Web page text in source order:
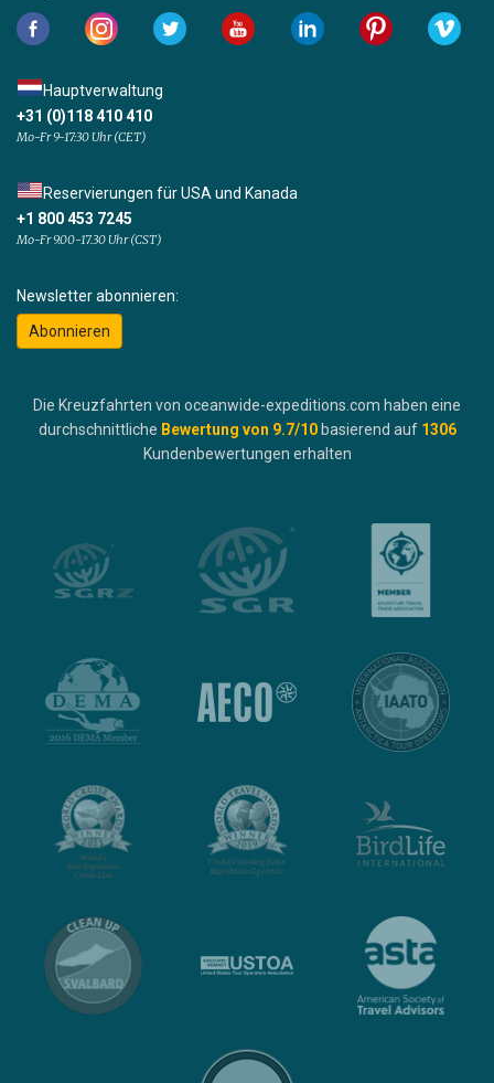
Hauptverwaltung
+31 (0)118 410 410
Mo-Fr 9-17:30 Uhr (CET)
Reservierungen für USA und Kanada
+1 800 453 7245
Mo-Fr 9.00-17.30 Uhr (CST)
Newsletter abonnieren:
Abonnieren
Die Kreuzfahrten von oceanwide-expeditions.com haben eine
durchschnittliche Bewertung von 9.7/10 basierend auf 1306
Kundenbewertungen erhalten